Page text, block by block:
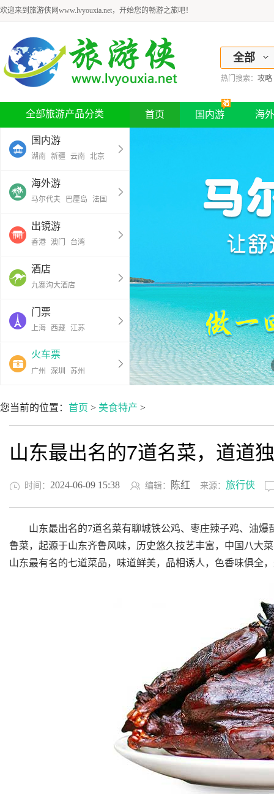
欢迎来到旅游侠网www.lvyouxia.net，开始您的畅游之旅吧！
全部
热门搜索： 攻略
全部旅游产品分类
国内游
湖南 新疆 云南 北京
海外游
马尔代夫 巴厘岛 法国
出镜游
香港 澳门 台湾
酒店
九寨沟大酒店
门票
上海 西藏 江苏
火车票
广州 深圳 苏州
首页 国内游 海
您当前的位置： 首页 > 美食特产 >
山东最出名的7道名菜，道道
时间： 2024-06-09 15:38 编辑： 陈红 来源： 旅行侠
山东最出名的7道名菜有聊城铁公鸡、枣庄辣子鸡、油爆
鲁菜，起源于山东齐鲁风味，历史悠久技艺丰富，中国八大
山东最有名的七道菜品，味道鲜美，品相诱人，色香味俱全